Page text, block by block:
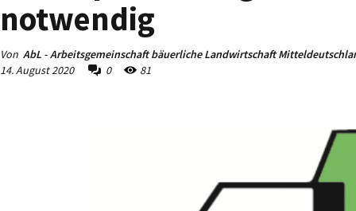
notwendig
Von AbL - Arbeitsgemeinschaft bäuerliche Landwirtschaft
14. August 2020
0 81